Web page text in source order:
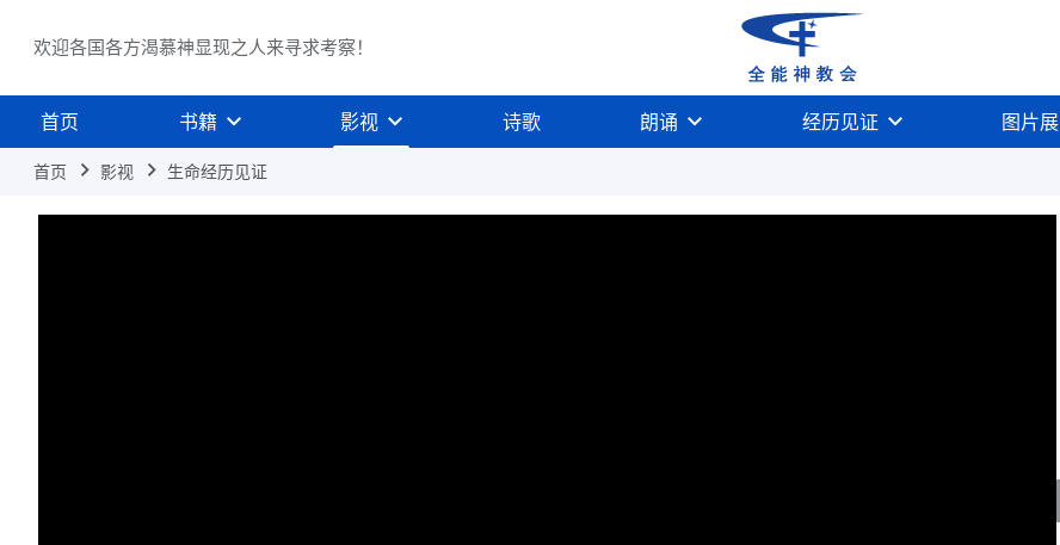
欢迎各国各方渴慕神显现之人来寻求考察！
首页 书籍 影视 诗歌 朗诵 经历见证 图片展
首页 影视 生命经历见证